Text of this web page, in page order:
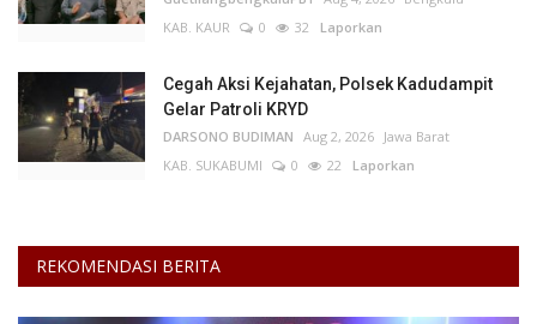
KAB. KAUR
0 32 Laporkan
Cegah Aksi Kejahatan, Polsek Kadudampit
Gelar Patroli KRYD
DARSONO BUDIMAN Aug 2, 2026 Jawa Barat
KAB. SUKABUMI
0 22 Laporkan
REKOMENDASI BERITA